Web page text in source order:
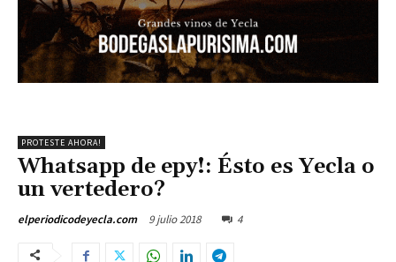
PROTESTE AHORA!
Whatsapp de epy!: Ésto es Yecla o
un vertedero?
elperiodicodeyecla.com 9 julio 2018 4